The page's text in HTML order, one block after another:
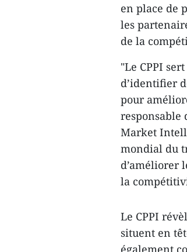
en place de
les
de la
"Le CPPI
d’identifier
pour
responsable
Market
mondial du
d’améliorer
la
Le CPPI
situent en
également